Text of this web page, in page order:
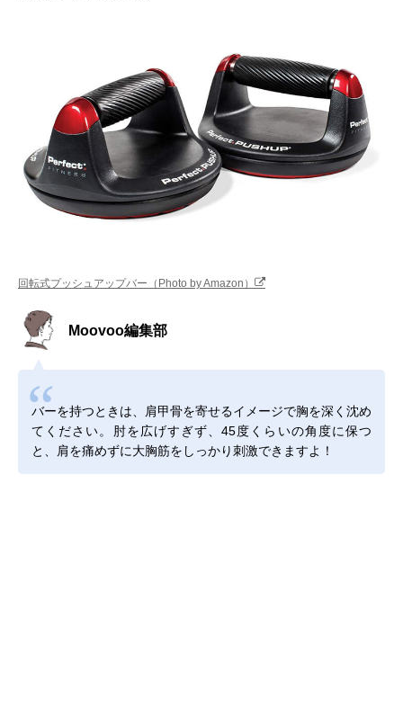
回転式プッシュアップバー（Photo by Amazon）
Moovoo編集部
バーを持つときは、肩甲骨を寄せるイメージで胸を深く沈め
てください。肘を広げすぎず、45度くらいの角度に保つ
と、肩を痛めずに大胸筋をしっかり刺激できますよ！